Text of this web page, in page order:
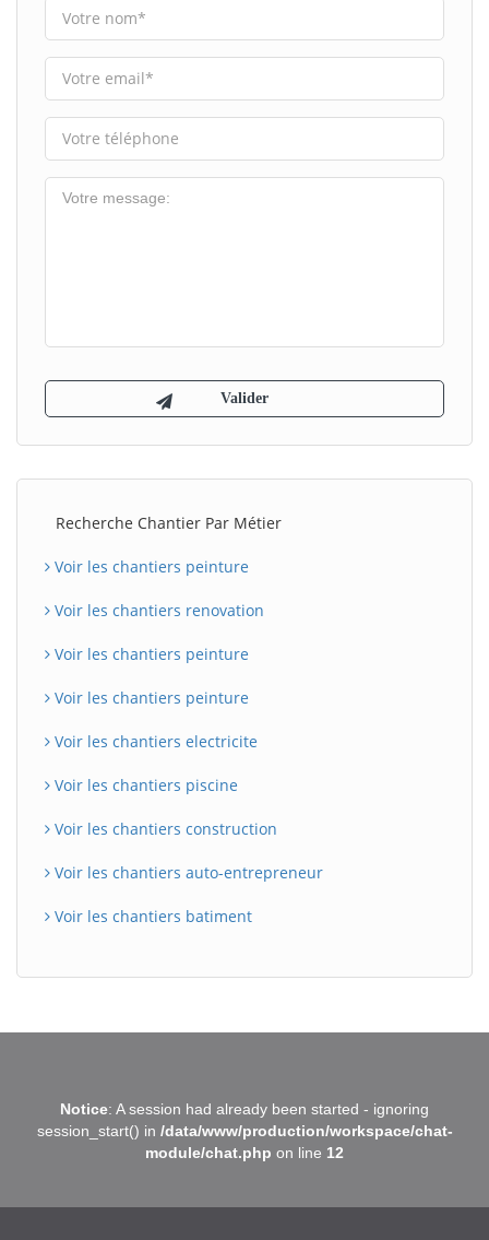
Recherche Chantier Par Métier
Voir les chantiers peinture
Voir les chantiers renovation
Voir les chantiers peinture
Voir les chantiers peinture
Voir les chantiers electricite
Voir les chantiers piscine
Voir les chantiers construction
Voir les chantiers auto-entrepreneur
Voir les chantiers batiment
Notice: A session had already been started - ignoring
session_start() in /data/www/production/workspace/chat-
module/chat.php on line 12
B
Assistant en ligne